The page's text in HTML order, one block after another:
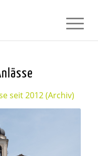
seit 2012 (Archiv)